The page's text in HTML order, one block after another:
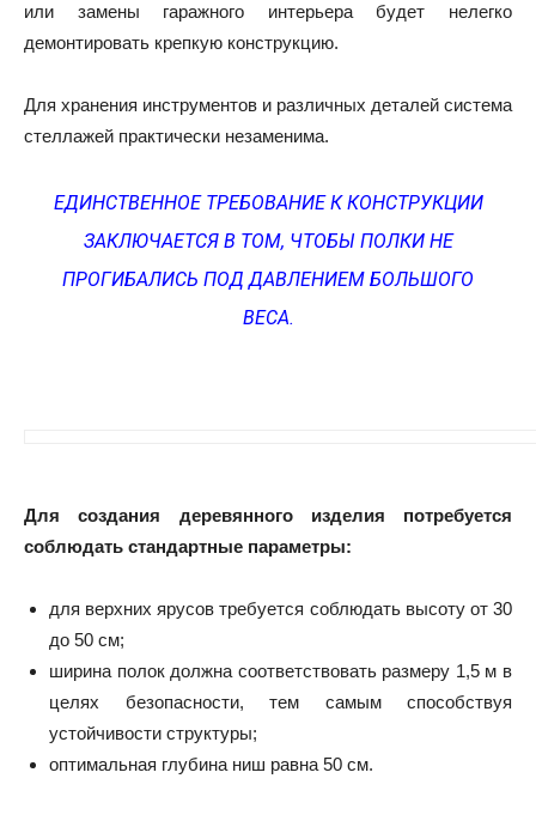
или замены гаражного интерьера будет нелегко
демонтировать крепкую конструкцию.
Для хранения инструментов и различных деталей система
стеллажей практически незаменима.
ЕДИНСТВЕННОЕ ТРЕБОВАНИЕ К КОНСТРУКЦИИ
ЗАКЛЮЧАЕТСЯ В ТОМ, ЧТОБЫ ПОЛКИ НЕ
ПРОГИБАЛИСЬ ПОД ДАВЛЕНИЕМ БОЛЬШОГО
ВЕСА.
Для создания деревянного изделия потребуется
соблюдать стандартные параметры:
для верхних ярусов требуется соблюдать высоту от 30
до 50 см;
ширина полок должна соответствовать размеру 1,5 м в
целях безопасности, тем самым способствуя
устойчивости структуры;
оптимальная глубина ниш равна 50 см.